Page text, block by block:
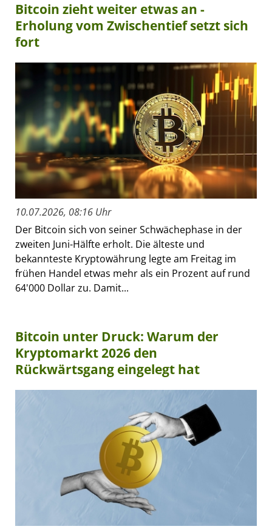
Bitcoin zieht weiter etwas an -
Erholung vom Zwischentief setzt sich
fort
10.07.2026, 08:16 Uhr
Der Bitcoin sich von seiner Schwächephase in der
zweiten Juni-Hälfte erholt. Die älteste und
bekannteste Kryptowährung legte am Freitag im
frühen Handel etwas mehr als ein Prozent auf rund
64'000 Dollar zu. Damit...
Bitcoin unter Druck: Warum der
Kryptomarkt 2026 den
Rückwärtsgang eingelegt hat